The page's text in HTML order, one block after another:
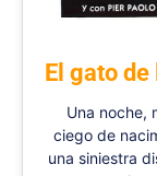
El gato
Una noche,
ciego de
una siniestra